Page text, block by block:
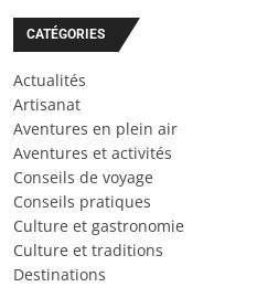
CATÉGORIES
Actualités
Artisanat
Aventures en plein air
Aventures et activités
Conseils de voyage
Conseils pratiques
Culture et gastronomie
Culture et traditions
Destinations